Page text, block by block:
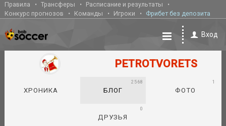
Правила Трансферы
Расписание и результаты
Конкурс прогнозов
Команды Игроки Фрибет без депозита
Вход
PETROTVORETS
ХРОНИКА БЛОГ
2568
ФОТО
1
ДРУЗЬЯ
0